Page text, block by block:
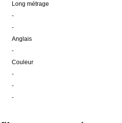
Long métrage
-
-
Anglais
-
Couleur
-
-
-